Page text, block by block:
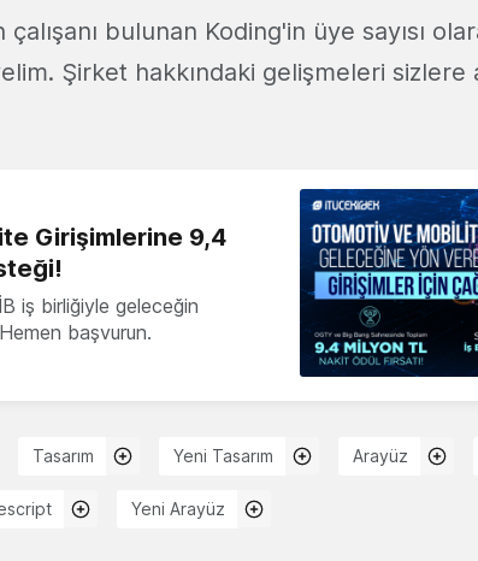
çalışanı bulunan Koding'in üye sayısı
Şirket hakkındaki gelişmeleri sizlere
Girişimlerine 9,4
iş birliğiyle geleceğin
başvurun.
Tasarım Yeni Tasarım Arayüz
Yeni Arayüz